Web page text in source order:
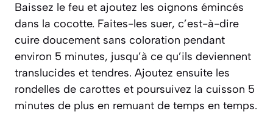
Baissez le feu et ajoutez les oignons émincés
dans la cocotte. Faites-les suer, c’est-à-dire
cuire doucement sans coloration pendant
environ 5 minutes, jusqu’à ce qu’ils deviennent
translucides et tendres. Ajoutez ensuite les
rondelles de carottes et poursuivez la cuisson 5
minutes de plus en remuant de temps en temps.